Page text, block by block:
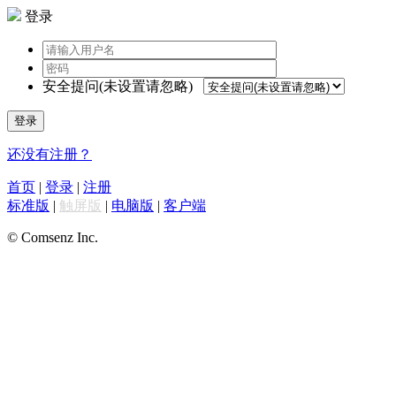
登录
安全提问(未设置请忽略)
登录
还没有注册？
首页 | 登录 | 注册
标准版 | 触屏版 | 电脑版 | 客户端
© Comsenz Inc.